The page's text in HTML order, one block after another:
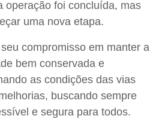
operação foi concluída, mas
uma nova etapa.
compromisso em manter a
bem conservada e
as condições das vias
buscando sempre
e segura para todos.